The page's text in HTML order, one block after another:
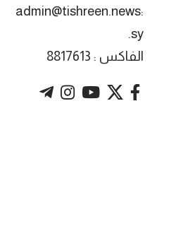
:admin@tishreen.news
.sy
الفاكس : 8817613